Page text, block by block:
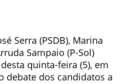
Serra (PSDB), Marina
Sampaio (P-Sol)
quinta-feira (5), em
debate dos candidatos a